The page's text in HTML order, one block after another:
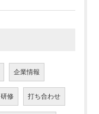
企業情報
研修 打ち合わせ